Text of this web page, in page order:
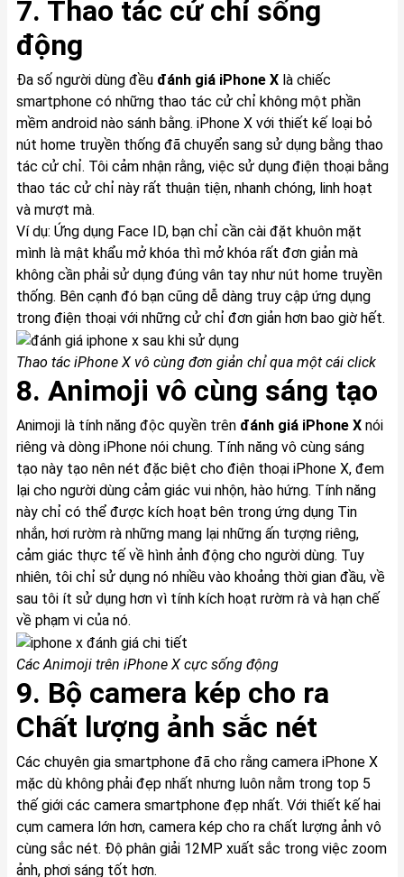
7. Thao tác cử chỉ sống
động
Đa số người dùng đều đánh giáiPhone Xlà chiếc
smartphone có những thao tác cử chỉ không một phần
mềm android nào sánh bằng. iPhone Xvới thiết kế loại bỏ
nút home truyền thống đã chuyển sang sử dụng bằng thao
tác cử chỉ. Tôi cảm nhận rằng, việc sử dụng điện thoại bằng
thao tác cử chỉ này rất thuận tiện, nhanh chóng, linh hoạt
và mượt mà.
Ví dụ: Ứng dụng Face ID, bạn chỉ cần cài đặt khuôn mặt
mình là mật khẩu mở khóa thì mở khóa rất đơn giản mà
không cần phải sử dụng đúng vân tay như nút home truyền
thống. Bên cạnh đó bạn cũng dễ dàng truy cập ứng dụng
trong điện thoại với những cử chỉ đơn giản hơn bao giờ hết.
Thao tác iPhone Xvô cùng đơn giản chỉ qua một cái click
8. Animoji vô cùng sáng tạo
Animoji là tính năng độc quyền trên đánh giá iPhone Xnói
riêng và dòng iPhone nói chung. Tính năng vô cùng sáng
tạo này tạo nên nét đặc biệt cho điện thoạiiPhone X, đem
lại cho người dùng cảm giác vui nhộn, hào hứng. Tính năng
này chỉ có thể được kích hoạt bên trong ứng dụng Tin
nhắn, hơi rườm rà những mang lại những ấn tượng riêng,
cảm giác thực tế về hình ảnh động cho người dùng. Tuy
nhiên, tôi chỉ sử dụng nó nhiều vào khoảng thời gian đầu, về
sau tôi ít sử dụng hơn vì tính kích hoạt rườm rà và hạn chế
về phạm vi của nó.
Các Animoji trên iPhone Xcực sống động
9. Bộ camera kép cho ra
Chất lượng ảnh sắc nét
Các chuyên gia smartphone đã cho rằng camera iPhone X
mặc dù không phải đẹp nhất nhưng luôn nằm trong top 5
thế giới các camera smartphone đẹp nhất. Với thiết kế hai
cụm camera lớn hơn, camera kép cho ra chất lượng ảnh vô
cùng sắc nét. Độ phân giải 12MP xuất sắc trong việc zoom
ảnh, phơi sáng tốt hơn.